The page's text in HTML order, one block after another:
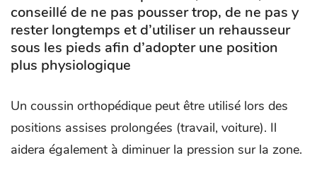
conseillé de ne pas pousser trop, de ne pas y
rester longtemps et d’utiliser un rehausseur
sous les pieds afin d’adopter une position
plus physiologique
Un coussin orthopédique peut être utilisé lors des
positions assises prolongées (travail, voiture). Il
aidera également à diminuer la pression sur la zone.